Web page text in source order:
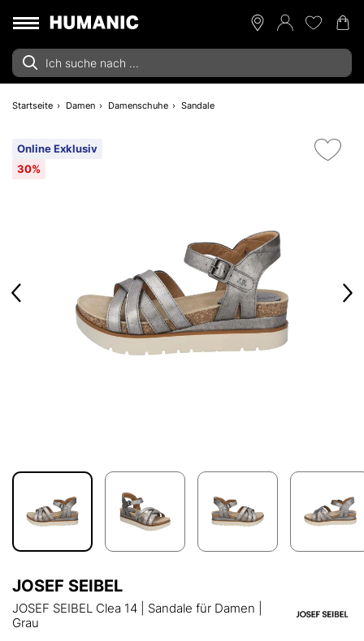
Startseite Damen Damenschuhe Sandale
Online Exklusiv
30%
JOSEF SEIBEL
JOSEF SEIBEL Clea 14 | Sandale für Damen |
Grau